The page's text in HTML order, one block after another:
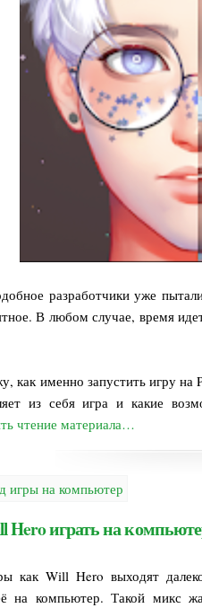
разработчики уже
В любом случае, время
как именно запустить игру на
из себя игра и какие
чтение материала…
игры на компьютер
Hero играть на
как Will Hero выходят
на компьютер. Такой микс